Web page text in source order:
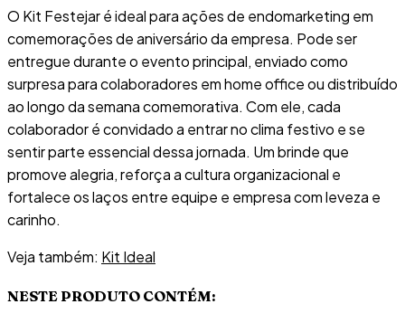
O Kit Festejar é ideal para ações de endomarketing em
comemorações de aniversário da empresa. Pode ser
entregue durante o evento principal, enviado como
surpresa para colaboradores em home office ou distribuído
ao longo da semana comemorativa. Com ele, cada
colaborador é convidado a entrar no clima festivo e se
sentir parte essencial dessa jornada. Um brinde que
promove alegria, reforça a cultura organizacional e
fortalece os laços entre equipe e empresa com leveza e
carinho.
Veja também: Kit Ideal
NESTE PRODUTO CONTÉM: